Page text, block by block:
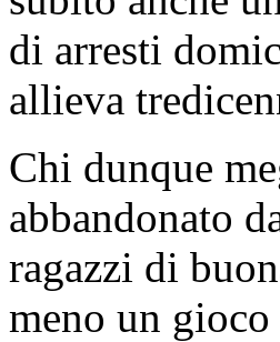
di arresti
allieva
Chi dunque
abbandonato
ragazzi di
meno un